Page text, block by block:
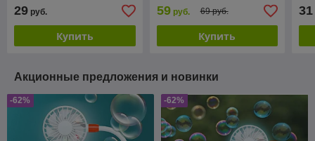
ступенек, ограждений
29 руб.
Купить
пультом управления
59руб. 69 руб.
Купить
31
Акционные предложения и новинки
-62% -62%